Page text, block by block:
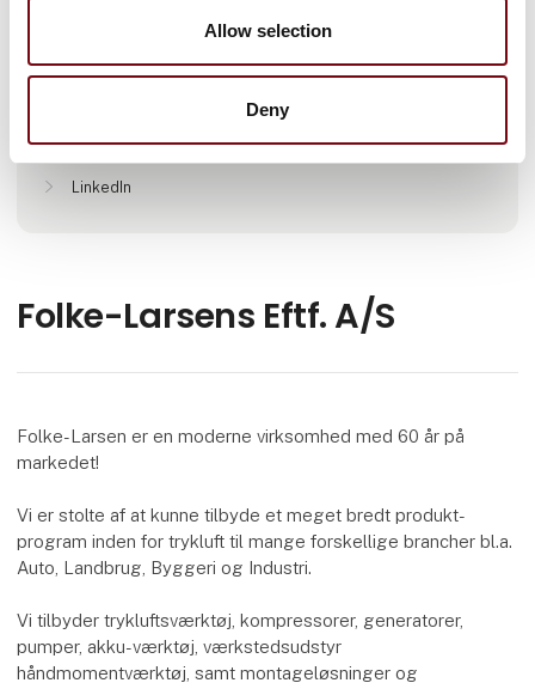
Allow selection
Deny
Antal medarbejdere
LinkedIn
Folke-Larsens Eftf. A/S
Folke-Larsen er en moderne virksomhed med 60 år på
markedet!
Vi er stolte af at kunne tilbyde et meget bredt produkt-
program inden for trykluft til mange forskellige brancher bl.a.
Auto, Landbrug, Byggeri og Industri.
Vi tilbyder trykluftsværktøj, kompressorer, generatorer,
pumper, akku-værktøj, værkstedsudstyr
håndmomentværktøj, samt montageløsninger og